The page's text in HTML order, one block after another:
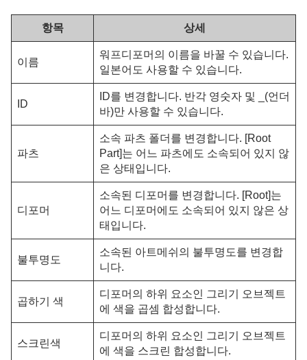
항목 상세
이름
워프디포머의 이름을 바꿀 수 있습니다.
일본어도 사용할 수 있습니다.
ID
ID를 변경합니다. 반각 영숫자 및 _(언더
바)만 사용할 수 있습니다.
파츠
소속 파츠 폴더를 변경합니다. [Root
Part]는 어느 파츠에도 소속되어 있지 않
은 상태입니다.
디포머
소속된 디포머를 변경합니다. [Root]는
어느 디포머에도 소속되어 있지 않은 상
태입니다.
불투명도
소속된 아트메쉬의 불투명도를 변경합
니다.
곱하기 색
디포머의 하위 요소인 그리기 오브젝트
에 색을 곱셈 합성합니다.
스크린색
디포머의 하위 요소인 그리기 오브젝트
에 색을 스크린 합성합니다.